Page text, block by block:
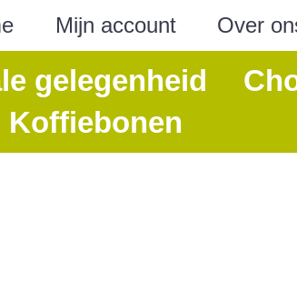
Mijn account Over
gelegenheid
Koffiebonen